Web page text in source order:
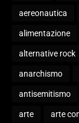
aereonautica
alimentazione
alternative rock
anarchismo
antisemitismo
arte arte